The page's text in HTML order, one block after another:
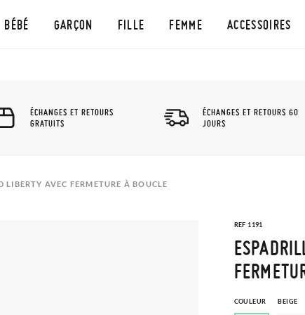
BÉBÉ GARÇON FILLE FEMME ACCESSOIRES
ÉCHANGES ET RETOURS
GRATUITS
ÉCHANGES ET RETOURS 60
JOURS
AVEC FERMETURE À BOUCLE
REF 1191
COULEUR BEIGE